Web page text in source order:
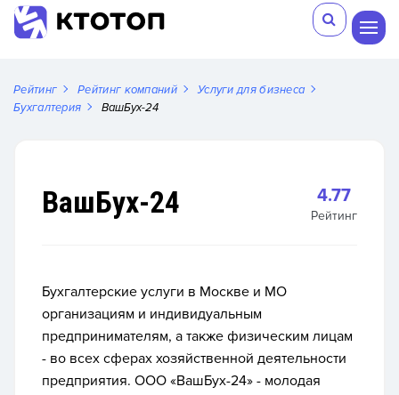
Рейтинг Рейтинг компаний
Услуги для бизнеса
Бухгалтерия
ВашБух-24
ВашБух-24 4.77
Рейтинг
Бухгалтерские услуги в Москве и МО
организациям и индивидуальным
предпринимателям, а также физическим лицам
- во всех сферах хозяйственной деятельности
предприятия. ООО «ВашБух-24» - молодая